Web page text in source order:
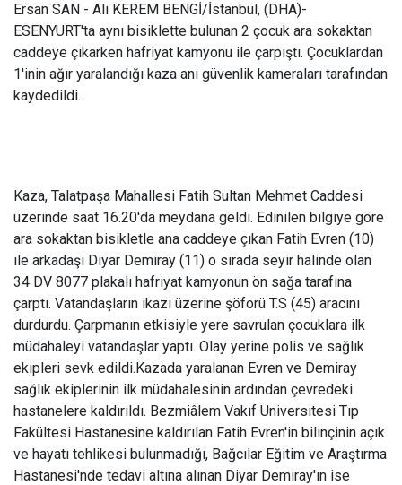
Ersan SAN - Ali KEREM BENGİ/İstanbul, (DHA)-
ESENYURT'ta aynı bisiklette bulunan 2 çocuk ara sokaktan
caddeye çıkarken hafriyat kamyonu ile çarpıştı. Çocuklardan
1'inin ağır yaralandığı kaza anı güvenlik kameraları tarafından
kaydedildi.
Kaza, Talatpaşa Mahallesi Fatih Sultan Mehmet Caddesi
üzerinde saat 16.20'da meydana geldi. Edinilen bilgiye göre
ara sokaktan bisikletle ana caddeye çıkan Fatih Evren (10)
ile arkadaşı Diyar Demiray (11) o sırada seyir halinde olan
34 DV 8077 plakalı hafriyat kamyonun ön sağa tarafına
çarptı. Vatandaşların ikazı üzerine şöforü T.S (45) aracını
durdurdu. Çarpmanın etkisiyle yere savrulan çocuklara ilk
müdahaleyi vatandaşlar yaptı. Olay yerine polis ve sağlık
ekipleri sevk edildi.Kazada yaralanan Evren ve Demiray
sağlık ekiplerinin ilk müdahalesinin ardından çevredeki
hastanelere kaldırıldı. Bezmiâlem Vakıf Üniversitesi Tıp
Fakültesi Hastanesine kaldırılan Fatih Evren'in bilinçinin açık
ve hayatı tehlikesi bulunmadığı, Bağcılar Eğitim ve Araştırma
Hastanesi'nde tedavi altına alınan Diyar Demiray'ın ise